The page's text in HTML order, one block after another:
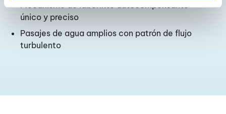
Mecanismo de laberinto autocompensante
único y preciso
Pasajes de agua amplios con patrón de flujo
turbulento